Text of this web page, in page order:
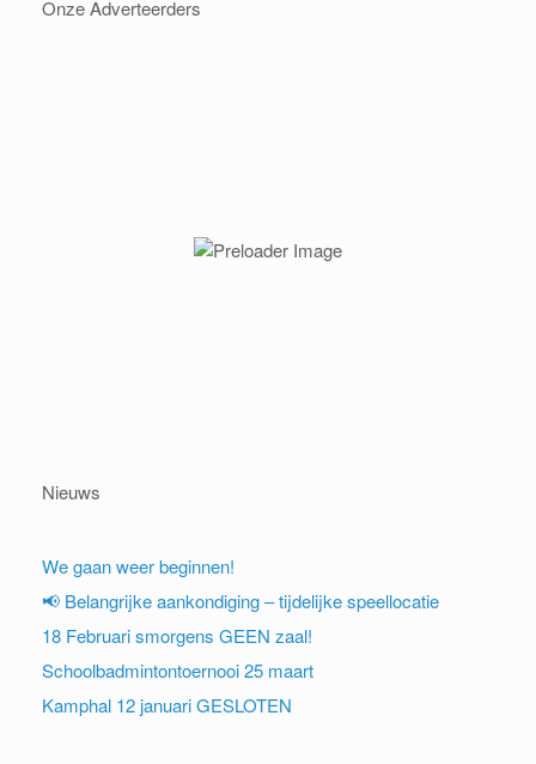
Onze Adverteerders
Nieuws
We gaan weer beginnen!
📢 Belangrijke aankondiging – tijdelijke speellocatie
18 Februari smorgens GEEN zaal!
Schoolbadmintontoernooi 25 maart
Kamphal 12 januari GESLOTEN